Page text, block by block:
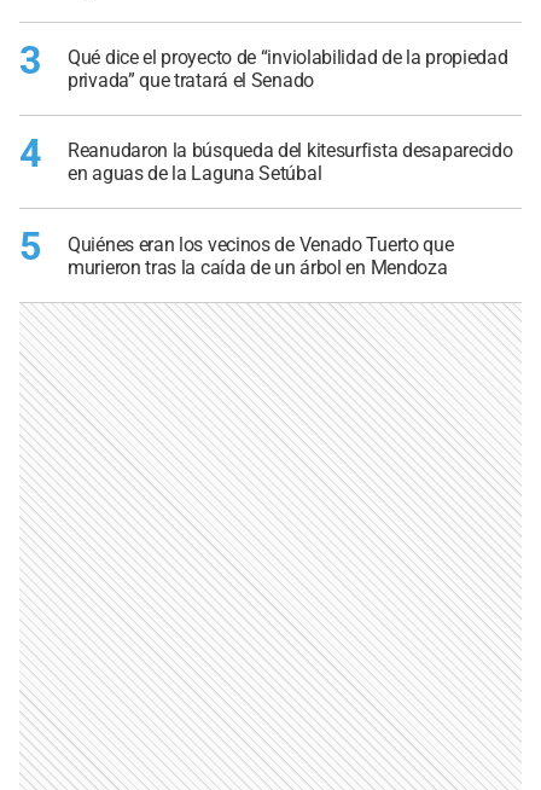
3
Qué dice el proyecto de “inviolabilidad de la propiedad
privada” que tratará el Senado
4
Reanudaron la búsqueda del kitesurfista desaparecido
en aguas de la Laguna Setúbal
5
Quiénes eran los vecinos de Venado Tuerto que
murieron tras la caída de un árbol en Mendoza